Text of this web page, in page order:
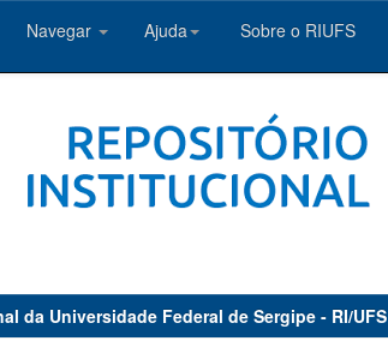
Navegar Ajuda Sobre o RIUFS
da Universidade Federal de Sergipe - RI/UFS